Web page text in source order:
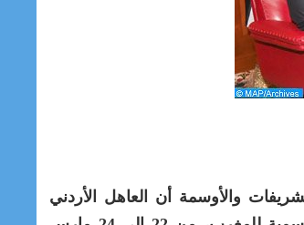
والأوسمة أن العاهل الأردني